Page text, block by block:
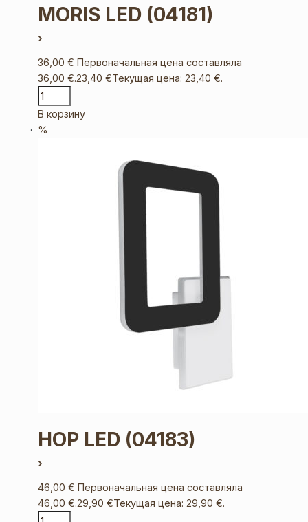
MORIS LED (04181)
36,00€ Первоначальная цена составляла
36,00 €.23,40€Текущая цена: 23,40 €.
В корзину
%
HOP LED (04183)
46,00€ Первоначальная цена составляла
46,00 €.29,90€Текущая цена: 29,90 €.